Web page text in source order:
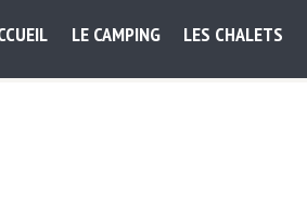
LE CAMPING LES CHALETS